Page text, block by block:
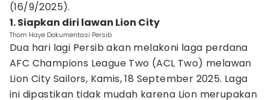
(16/9/2025).
1. Siapkan diri lawan Lion City
Thom Haye Dokumentasi Persib
Dua hari lagi Persib akan melakoni laga perdana
AFC Champions League Two (ACL Two) melawan
Lion City Sailors, Kamis, 18 September 2025. Laga
ini dipastikan tidak mudah karena Lion merupakan